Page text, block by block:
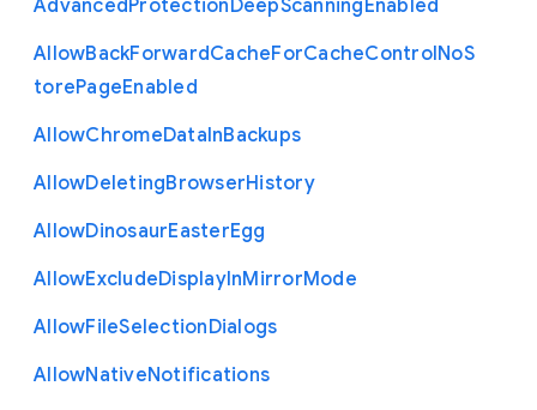
AdvancedProtectionDeepScanningEnabled
AllowBackForwardCacheForCacheControlNoS
torePageEnabled
AllowChromeDataInBackups
AllowDeletingBrowserHistory
AllowDinosaurEasterEgg
AllowExcludeDisplayInMirrorMode
AllowFileSelectionDialogs
AllowNativeNotifications